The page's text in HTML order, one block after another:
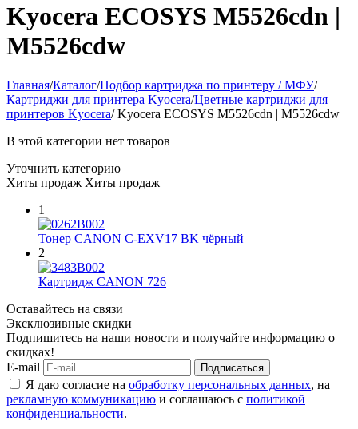
Kyocera ECOSYS M5526cdn |
M5526cdw
Главная/Каталог/Подбор картриджа по принтеру / МФУ/
Картриджи для принтера Kyocera/Цветные картриджи для
принтеров Kyocera/Kyocera ECOSYS M5526cdn | M5526cdw
В этой категории нет товаров
Уточнить категорию
Хиты продаж Хиты продаж
1
Тонер CANON C-EXV17 BK чёрный
2
Картридж CANON 726
Оставайтесь на связи
Эксклюзивные скидки
Подпишитесь на наши новости и получайте информацию о
скидках!
E-mail
Подписаться
Я даю согласие на обработку персональных данных, на
рекламную коммуникацию и соглашаюсь с политикой
конфиденциальности.